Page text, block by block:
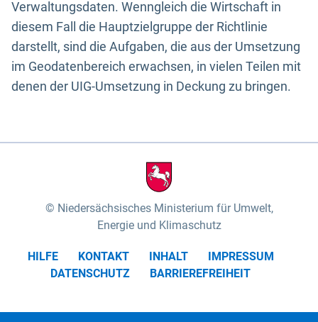
Verwaltungsdaten. Wenngleich die Wirtschaft in
diesem Fall die Hauptzielgruppe der Richtlinie
darstellt, sind die Aufgaben, die aus der Umsetzung
im Geodatenbereich erwachsen, in vielen Teilen mit
denen der UIG-Umsetzung in Deckung zu bringen.
Niedersächsisches Ministerium für Umwelt,
Energie und Klimaschutz
HILFE KONTAKT INHALT
IMPRESSUM
DATENSCHUTZ
BARRIEREFREIHEIT